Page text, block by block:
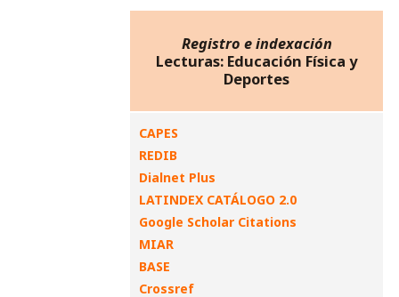
Registro e indexación
Lecturas: Educación Física y
Deportes
CAPES
REDIB
Dialnet Plus
LATINDEX CATÁLOGO 2.0
Google Scholar Citations
MIAR
BASE
Crossref